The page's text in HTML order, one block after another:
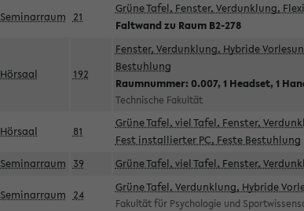
Seminarraum 21
Grüne Tafel, Fenster, Verdunklung,
Faltwand zu Raum B2-278
Hörsaal 192
Fenster, Verdunklung, Hybride
Bestuhlung
Raumnummer: 0.007, 1 Headset, 1
Technische Fakultät
Hörsaal 81
Grüne Tafel, viel Tafel, Fenster,
Fest installierter PC, Feste Bestuhlung
Seminarraum 39 Grüne Tafel, viel Tafel, Fenster,
Seminarraum 24
Grüne Tafel, Verdunklung, Hybride
Fakultät für Psychologie und